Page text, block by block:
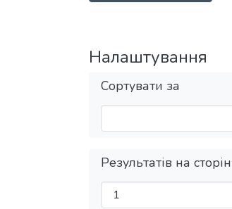
Налаштування
Сортувати за
Результатів на